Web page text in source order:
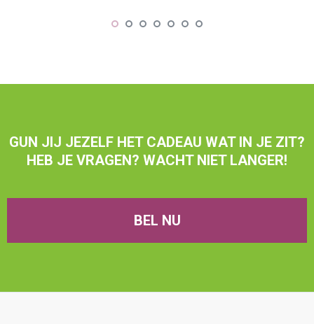
GUN JIJ JEZELF HET CADEAU WAT IN JE ZIT?
HEB JE VRAGEN? WACHT NIET LANGER!
BEL NU